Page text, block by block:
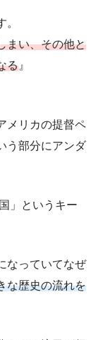
まい、その他と
る 』
メリカの提督ペ
う部分にアンダ
」というキー
なっていてなぜ
な歴史の流れを